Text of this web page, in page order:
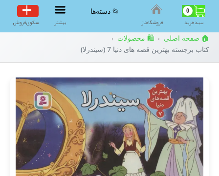
0
سبد‌خرید فروشگاه‌ناز
📂 دسته‌ها
بیشتر سکوی‌فروش
🏠 صفحه اصلی › 🛍️ محصولات ›
کتاب برجسته بهترین قصه های دنیا 7 (سیندرلا)